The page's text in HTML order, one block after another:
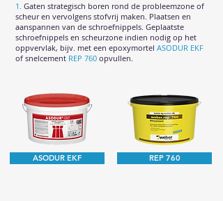
1. Gaten strategisch boren rond de probleemzone of
scheur en vervolgens stofvrij maken. Plaatsen en
aanspannen van de schroefnippels. Geplaatste
schroefnippels en scheurzone indien nodig op het
oppvervlak, bijv. met een epoxymortel ASODUR EKF
of snelcement REP 760 opvullen.
ASODUR EKF REP 760